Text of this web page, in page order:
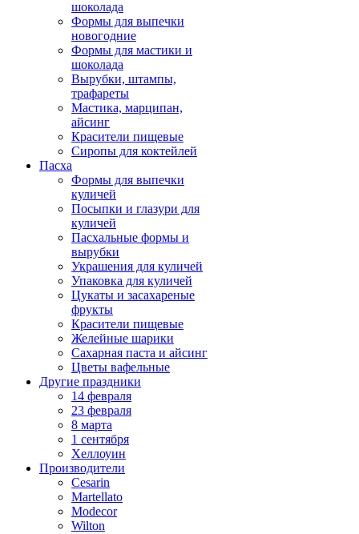
шоколада
Формы для выпечки
новогодние
Формы для мастики и
шоколада
Вырубки, штампы,
трафареты
Мастика, марципан,
айсинг
Красители пищевые
Сиропы для коктейлей
Пасха
Формы для выпечки
куличей
Посыпки и глазури для
куличей
Пасхальные формы и
вырубки
Украшения для куличей
Упаковка для куличей
Цукаты и засахареные
фрукты
Красители пищевые
Желейные шарики
Сахарная паста и айсинг
Цветы вафельные
Другие праздники
14 февраля
23 февраля
8 марта
1 сентября
Хеллоуин
Производители
Cesarin
Martellato
Modecor
Wilton